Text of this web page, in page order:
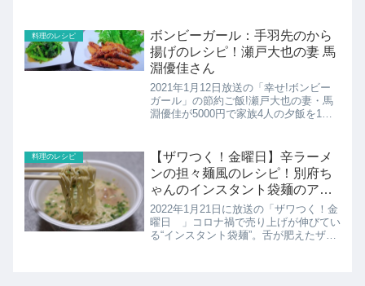
す！
料理のレシピ
ボンビーガール：手羽先のから
揚げのレシピ！瀬戸大也の妻 馬
淵優佳さん
2021年1月12日放送の「幸せ!ボンビー
ガール」の節約ご飯!瀬戸大也の妻・馬
淵優佳が5000円で家族4人の夕飯を1週
料理のレシピ
【ザワつく！金曜日】辛ラーメ
ンの担々麺風のレシピ！別府ち
ゃんのインスタント袋麺のアレ
ンジレシピ！
2022年1月21日に放送の「ザワつく！金
曜日 」コロナ禍で売り上げが伸びてい
る“インスタント袋麺”。舌が肥えたザワ